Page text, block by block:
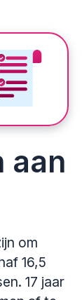
aan
om
16,5
17 jaar